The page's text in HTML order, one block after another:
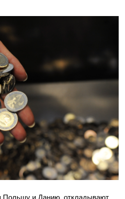
Польшу и Данию, откладывают